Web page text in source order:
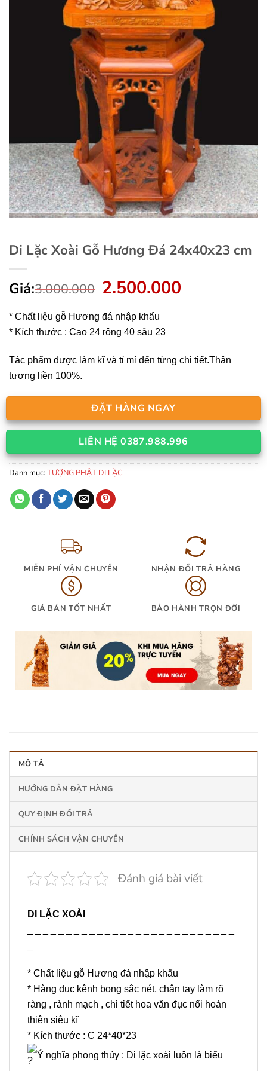
Di Lặc Xoài Gỗ Hương Đá 24x40x23 cm
Giá:3.000.000 Giá
là:
3.000.000.
2.500.000
* Chất liệu gỗ Hương đá nhập khẩu
* Kích thước : Cao 24 rộng 40 sâu 23
Tác phẩm được làm kĩ và tỉ mỉ đến từng chi tiết.Thân
tượng liền 100%.
ĐẶT HÀNG NGAY
LIÊN HỆ 0387.988.996
Danh mục:TƯỢNG PHẬT DI LẶC
MIỄN PHÍ VẬN CHUYỂN NHẬN ĐỔI TRẢ HÀNG
GIÁ BÁN TỐT NHẤT BẢO HÀNH TRỌN ĐỜI
MÔ TẢ
HƯỚNG DẪN ĐẶT HÀNG
QUY ĐỊNH ĐỔI TRẢ
CHÍNH SÁCH VẬN CHUYỂN
Đánh giá bài viết
DI LẶC XOÀI
* Chất liệu gỗ Hương đá nhập khẩu
* Hàng đục kênh bong sắc nét, chân tay làm rõ
ràng , rành mạch , chi tiết hoa văn đục nổi hoàn
thiện siêu kĩ
* Kích thước : C 24*40*23
Ý nghĩa phong thủy : Di lặc xoài luôn là biểu